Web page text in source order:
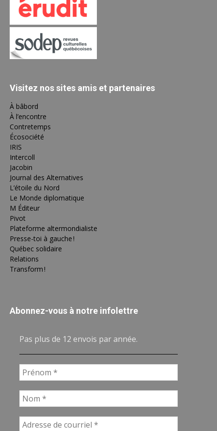
Visitez nos sites amis et partenaires
À bâbord
À l’encontre
Contretemps
Écosociété
IRIS
Intercoll
Jacobin
Journal des Alternatives
L’étoile du Nord
Le Monde diplomatique
M Éditeur
Pivot
Plateforme altermondialiste
Presse-toi à gauche !
Québec solidaire
Relations
Transform !
Abonnez-vous à notre infolettre
Pas plus de 12 envois par année.